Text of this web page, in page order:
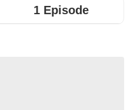
1 Episode